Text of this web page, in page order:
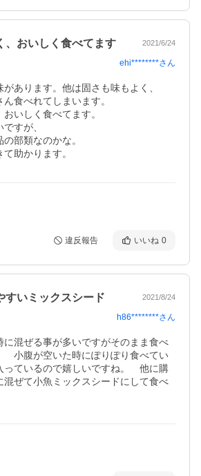
、おいしく食べてます 2021/6/24
ehi********さん
あります。他は固さも味もよく、
食べれてしまいます。
いしく食べてます。
すが、
部類なのかな。
助かります。
違反報告 いいね 0
すいミックスシード 2021/8/24
h86********さん
に混ぜる事が多いですがそのまま食べ
　小腹が空いた時にぽりぽり食べてい
っているので嬉しいですね。　他に購
混ぜて小魚ミックスシードにして食べ